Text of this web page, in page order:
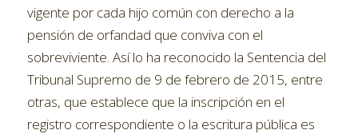
vigente por cada hijo común con derecho a la
pensión de orfandad que conviva con el
sobreviviente. Así lo ha reconocido la Sentencia del
Tribunal Supremo de 9 de febrero de 2015, entre
otras, que establece que la inscripción en el
registro correspondiente o la escritura pública es